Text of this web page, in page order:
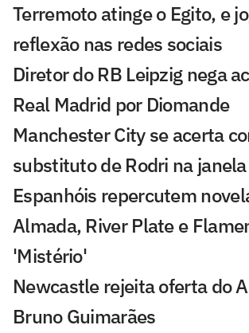
Terremoto atinge o Egito, e
reflexão nas redes sociais
Diretor do RB Leipzig nega
Real Madrid por Diomande
Manchester City se acerta
substituto de Rodri na janela
Espanhóis repercutem
Almada, River Plate e
'Mistério'
Newcastle rejeita oferta do
Bruno Guimarães